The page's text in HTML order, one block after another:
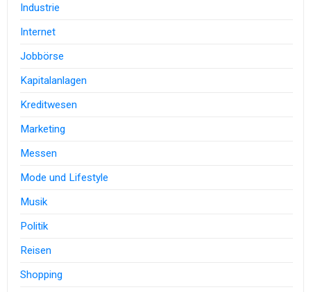
Industrie
Internet
Jobbörse
Kapitalanlagen
Kreditwesen
Marketing
Messen
Mode und Lifestyle
Musik
Politik
Reisen
Shopping